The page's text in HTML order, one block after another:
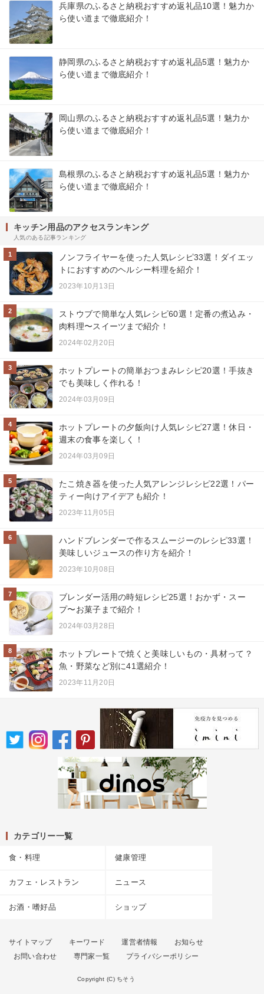
兵庫県のふるさと納税おすすめ返礼品10選！魅力か
ら使い道まで徹底紹介！
静岡県のふるさと納税おすすめ返礼品5選！魅力か
ら使い道まで徹底紹介！
岡山県のふるさと納税おすすめ返礼品5選！魅力か
ら使い道まで徹底紹介！
島根県のふるさと納税おすすめ返礼品5選！魅力か
ら使い道まで徹底紹介！
キッチン用品のアクセスランキング
人気のある記事ランキング
1
ノンフライヤーを使った人気レシピ33選！ダイエッ
トにおすすめのヘルシー料理を紹介！
2023年10月13日
2
ストウブで簡単な人気レシピ60選！定番の煮込み・
肉料理〜スイーツまで紹介！
2024年02月20日
3
ホットプレートの簡単おつまみレシピ20選！手抜き
でも美味しく作れる！
2024年03月09日
4
ホットプレートの夕飯向け人気レシピ27選！休日・
週末の食事を楽しく！
2024年03月09日
5
たこ焼き器を使った人気アレンジレシピ22選！パー
ティー向けアイデアも紹介！
2023年11月05日
6
ハンドブレンダーで作るスムージーのレシピ33選！
美味しいジュースの作り方を紹介！
2023年10月08日
7
ブレンダー活用の時短レシピ25選！おかず・スー
プ〜お菓子まで紹介！
2024年03月28日
8
ホットプレートで焼くと美味しいもの・具材って？
魚・野菜など別に41選紹介！
2023年11月20日
カテゴリー一覧
食・料理 健康管理
カフェ・レストラン ニュース
お酒・嗜好品 ショップ
サイトマップ キーワード 運営者情報
お知らせ
お問い合わせ
専門家一覧 プライバシーポリシー
Copyright (C) ちそう